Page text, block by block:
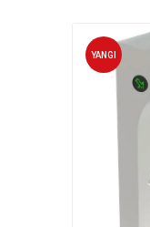
YANGI